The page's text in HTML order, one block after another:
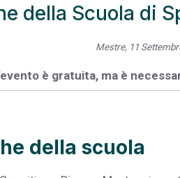
della Scuola di
Mestre, 11
è gratuita, ma è
della scuola